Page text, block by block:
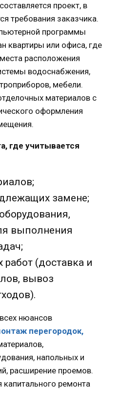
проект, в
требования заказчика.
программы
квартиры или офиса, где
расположения
водоснабжения,
мебели.
материалов с
оформления
где учитывается
замене;
выполнения
(доставка и
вывоз
нюансов
перегородок,
напольных и
расширение проемов.
ремонта